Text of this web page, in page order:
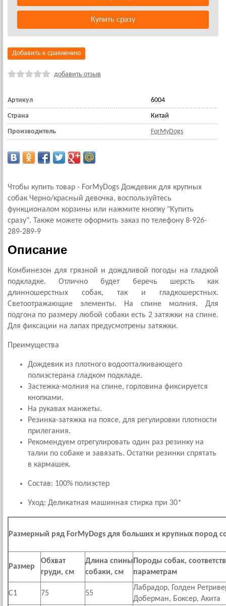
Добавить к сравнению
добавить отзыв
Артикул 6004
Страна Китай
Производитель ForMyDogs
Чтобы купить товар - ForMyDogs Дождевик для крупных
собак Черно/красный девочка, воспользуйтесь
функционалом корзины или нажмите кнопку "Купить
сразу". Также можете оформить заказ по телефону 8-926-
289-289-9
Описание
Комбинезон для грязной и дождливой погоды на гладкой
подкладке. Отлично будет беречь шерсть как
длинношерстных собак, так и гладкошерстных.
Светоотражающие элементы. На спине молния. Для
подгона по размеру любой собаки есть 2 затяжки на спине.
Для фиксации на лапах предусмотрены затяжки.
Преимущества
Дождевик из плотного водоотталкивающего
полиэстерана гладком подкладе.
Застежка-молния на спине, горловина фиксируется
кнопками.
На рукавах манжеты.
Резинка-затяжка на поясе, для регулировки плотности
прилегания.
Рекомендуем отрегулировать один раз резинку на
талии по собаке и завязать. Остатки резинки спрятать
в кармашек.
Состав: 100% полиэстер
Уход: Деликатная машинная стирка при 30*
Размерный ряд ForMyDogs для больших и крупных пород
Размер
Обхват
груди, см
Длина спины
собаки, см
Породы собак,
параметрам
C1 75 55
Лабрадор, Голден
Доберман, Боксер, Акита